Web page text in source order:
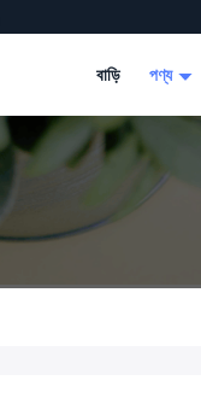
বাড়ি পণ্য